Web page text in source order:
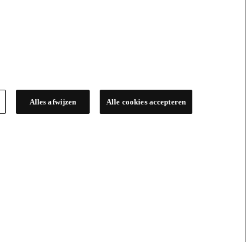
Alles afwijzen Alle cookies accepteren